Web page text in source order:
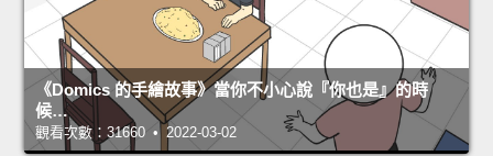
《Domics 的手繪故事》當你不小心說『你也是』的時
候…
觀看次數：31660 • 2022-03-02